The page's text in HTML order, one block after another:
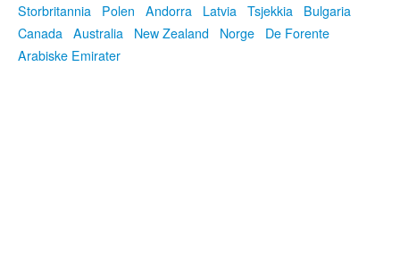
Storbritannia
Polen Andorra Latvia Tsjekkia
Bulgaria
Canada Australia New Zealand Norge
De Forente
Arabiske Emirater